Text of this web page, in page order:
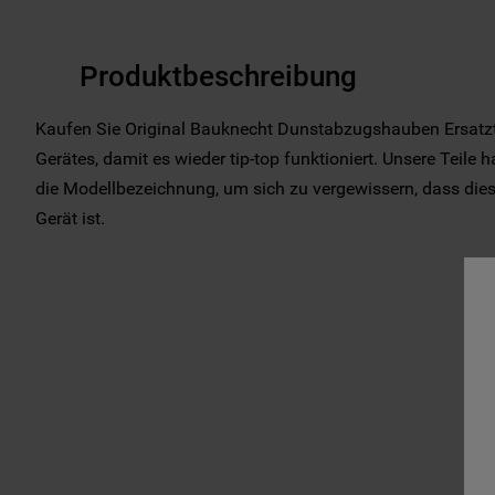
Produktbeschreibung
Kaufen Sie Original Bauknecht Dunstabzugshauben
Gerätes, damit es wieder tip-top funktioniert. Unsere Teile
die Modellbezeichnung, um sich zu vergewissern, dass
Gerät ist.